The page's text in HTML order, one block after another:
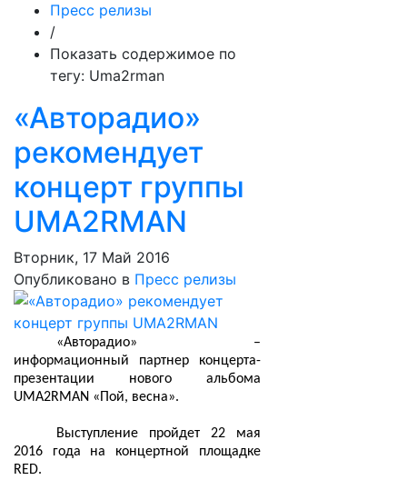
Пресс релизы
/
Показать содержимое по
тегу: Uma2rman
«Авторадио»
рекомендует
концерт группы
UMA2RMAN
Вторник, 17 Май 2016
Опубликовано в Пресс релизы
«Авторадио» –
информационный партнер концерта-
презентации нового альбома
UMA2RMAN «Пой, весна».
Выступление пройдет 22 мая
2016 года на концертной площадке
RED.